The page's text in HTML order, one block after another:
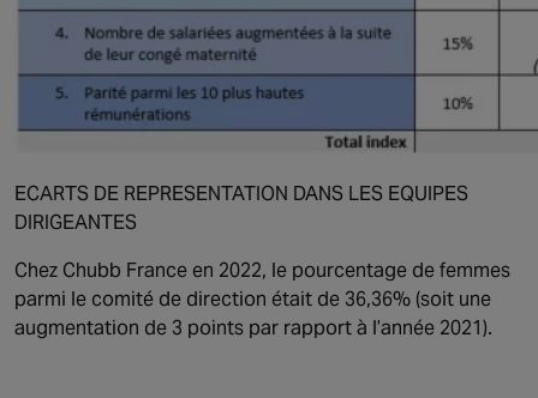
ECARTS DE REPRESENTATION DANS LES EQUIPES
DIRIGEANTES
Chez Chubb France en 2022, le pourcentage de femmes
parmi le comité de direction était de 36,36% (soit une
augmentation de 3 points par rapport à l’année 2021).